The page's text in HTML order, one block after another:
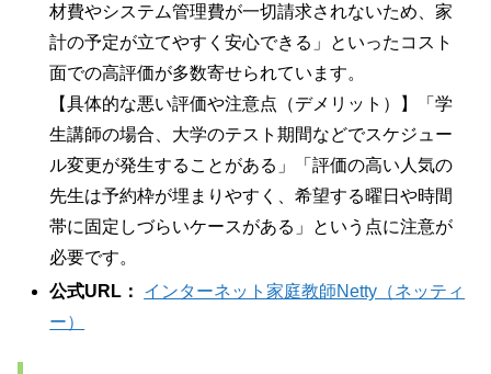
材費やシステム管理費が一切請求されないため、家
計の予定が立てやすく安心できる」といったコスト
面での高評価が多数寄せられています。
【具体的な悪い評価や注意点（デメリット）】「学
生講師の場合、大学のテスト期間などでスケジュー
ル変更が発生することがある」「評価の高い人気の
先生は予約枠が埋まりやすく、希望する曜日や時間
帯に固定しづらいケースがある」という点に注意が
必要です。
公式URL：
インターネット家庭教師Netty（ネッティ
ー）